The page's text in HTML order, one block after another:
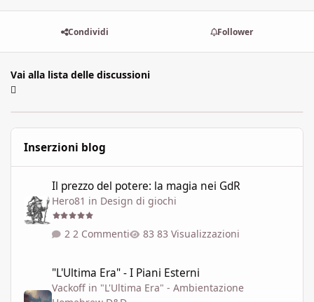
Condividi Follower
Vai alla lista delle discussioni
Inserzioni blog
Il prezzo del potere: la magia nei GdR
Hero81 in Design di giochi
2 Commenti 83 Visualizzazioni
"L'Ultima Era" - I Piani Esterni
Vackoff in "L'Ultima Era" - Ambientazione